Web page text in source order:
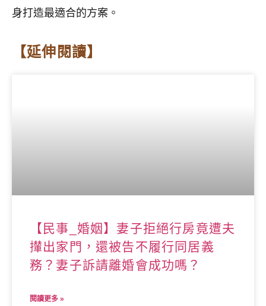
身打造最適合的方案。
【延伸閱讀】
【民事_婚姻】妻子拒絕行房竟遭夫
攆出家門，還被告不履行同居義
務？妻子訴請離婚會成功嗎？
閱讀更多 »